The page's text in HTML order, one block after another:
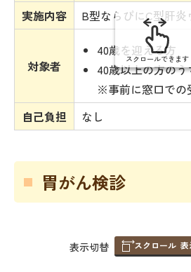
実施内容
B型ならびにC型肝
対象者
40歳を迎える方
40歳以上の方の
※事前に窓口での
自己負担
なし
スクロールできます
胃がん検診
表
表示切替 スクロール 表